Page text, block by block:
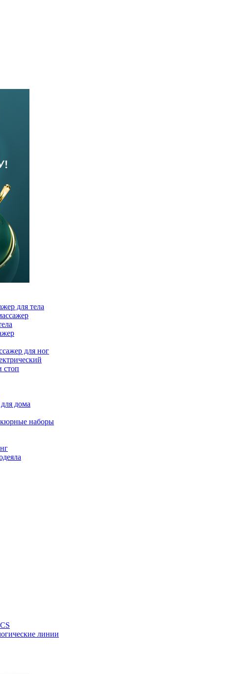
для тела
для ног
стоп
дома
наборы
линии